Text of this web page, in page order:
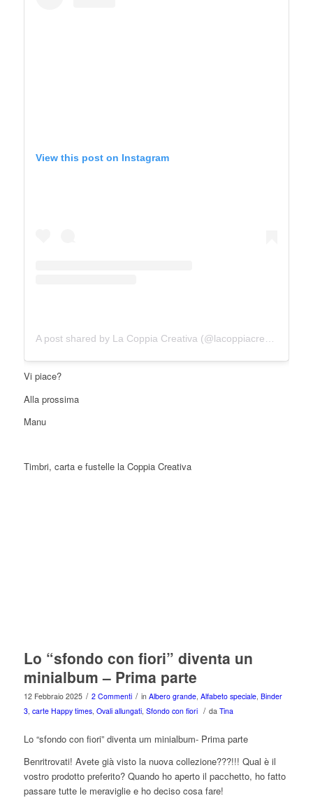
View this post on Instagram
A post shared by La Coppia Creativa (@lacoppiacreativa)
Vi piace?
Alla prossima
Manu
Timbri, carta e fustelle la Coppia Creativa
Lo “sfondo con fiori” diventa un
minialbum – Prima parte
12 Febbraio 2025 / 2 Commenti / in Albero grande, Alfabeto speciale, Binder
3, carte Happy times, Ovali allungati, Sfondo con fiori / da Tina
Lo “sfondo con fiori” diventa um minialbum- Prima parte
Benritrovati! Avete già visto la nuova collezione???!!! Qual è il
vostro prodotto preferito? Quando ho aperto il pacchetto, ho fatto
passare tutte le meraviglie e ho deciso cosa fare!